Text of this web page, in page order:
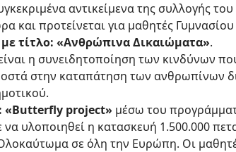
αντικείμενα της συλλογής
και προτείνεται για μαθητές
τίτλο: «Ανθρώπινα Δικαιώματα».
η συνειδητοποίηση των κινδύνων
στην καταπάτηση των ανθρωπίνων
«Butterfly project» μέσω του
υλοποιηθεί η κατασκευή 1.500.000
σε όλη την Ευρώπη. Οι